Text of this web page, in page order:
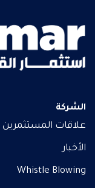
الشركة
علاقات المستثمرين
الأخبار
Whistle Blowing